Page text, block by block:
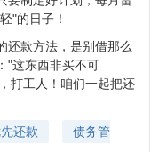
"的日子！
还款方法，是别借那么
"这东西非买不可
打工人！咱们一起把还
还款
债务管